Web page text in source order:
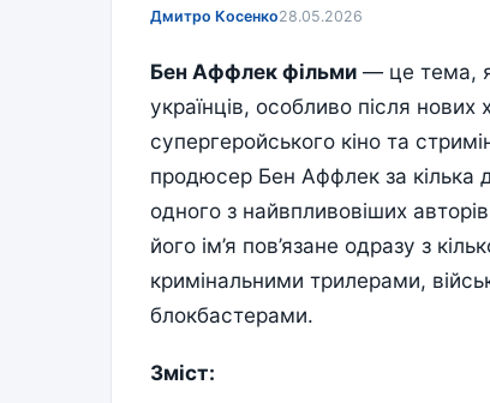
Дмитро Косенко28.05.2026
Бен Аффлек фільми — це тема,
українців, особливо після нових
супергеройського кіно та
продюсер Бен Аффлек за кілька
одного з найвпливовіших
його ім’я пов’язане одразу з
кримінальними трилерами,
блокбастерами.
Зміст: